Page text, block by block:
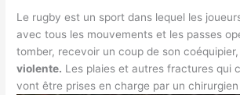
Le rugby est un sport dans lequel les
avec tous les mouvements et les passes
tomber, recevoir un coup de son
violente. Les plaies et autres fractures qui
vont être prises en charge par un